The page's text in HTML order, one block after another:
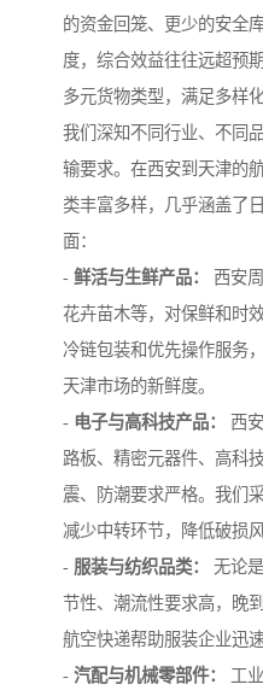
的资金回笼、更少的安全
度，综合效益往往远超预期
多元货物类型，满足多样
我们深知不同行业、不同
输要求。在西安到天津的
类丰富多样，几乎涵盖了
面：
- 鲜活与生鲜产品：
西安
花卉苗木等，对保鲜和时
冷链包装和优先操作服务
天津市场的新鲜度。
- 电子与高科技产品：
西
路板、精密元器件、高科
震、防潮要求严格。我们
减少中转环节，降低破损风
- 服装与纺织品类：
无论
节性、潮流性要求高，晚
航空快递帮助服装企业迅
- 汽配与机械零部件： 工